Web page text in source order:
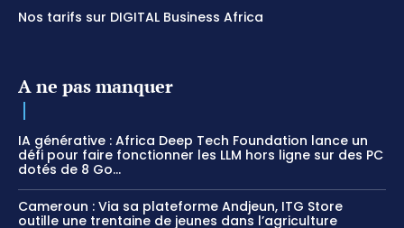
Nos tarifs sur DIGITAL Business Africa
A ne pas manquer
IA générative : Africa Deep Tech Foundation lance un
défi pour faire fonctionner les LLM hors ligne sur des PC
dotés de 8 Go...
Cameroun : Via sa plateforme Andjeun, ITG Store
outille une trentaine de jeunes dans l’agriculture